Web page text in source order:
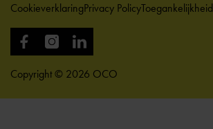
Copyright © 2026 OCO
CookieverklaringPrivacy PolicyToegankelijkheid